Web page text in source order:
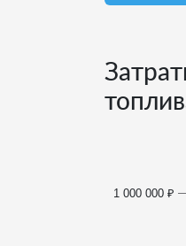
1 000 000 ₽